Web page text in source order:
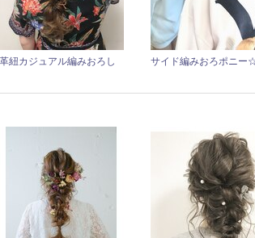
革紐カジュアル編みおろし サイド編みおろポニー